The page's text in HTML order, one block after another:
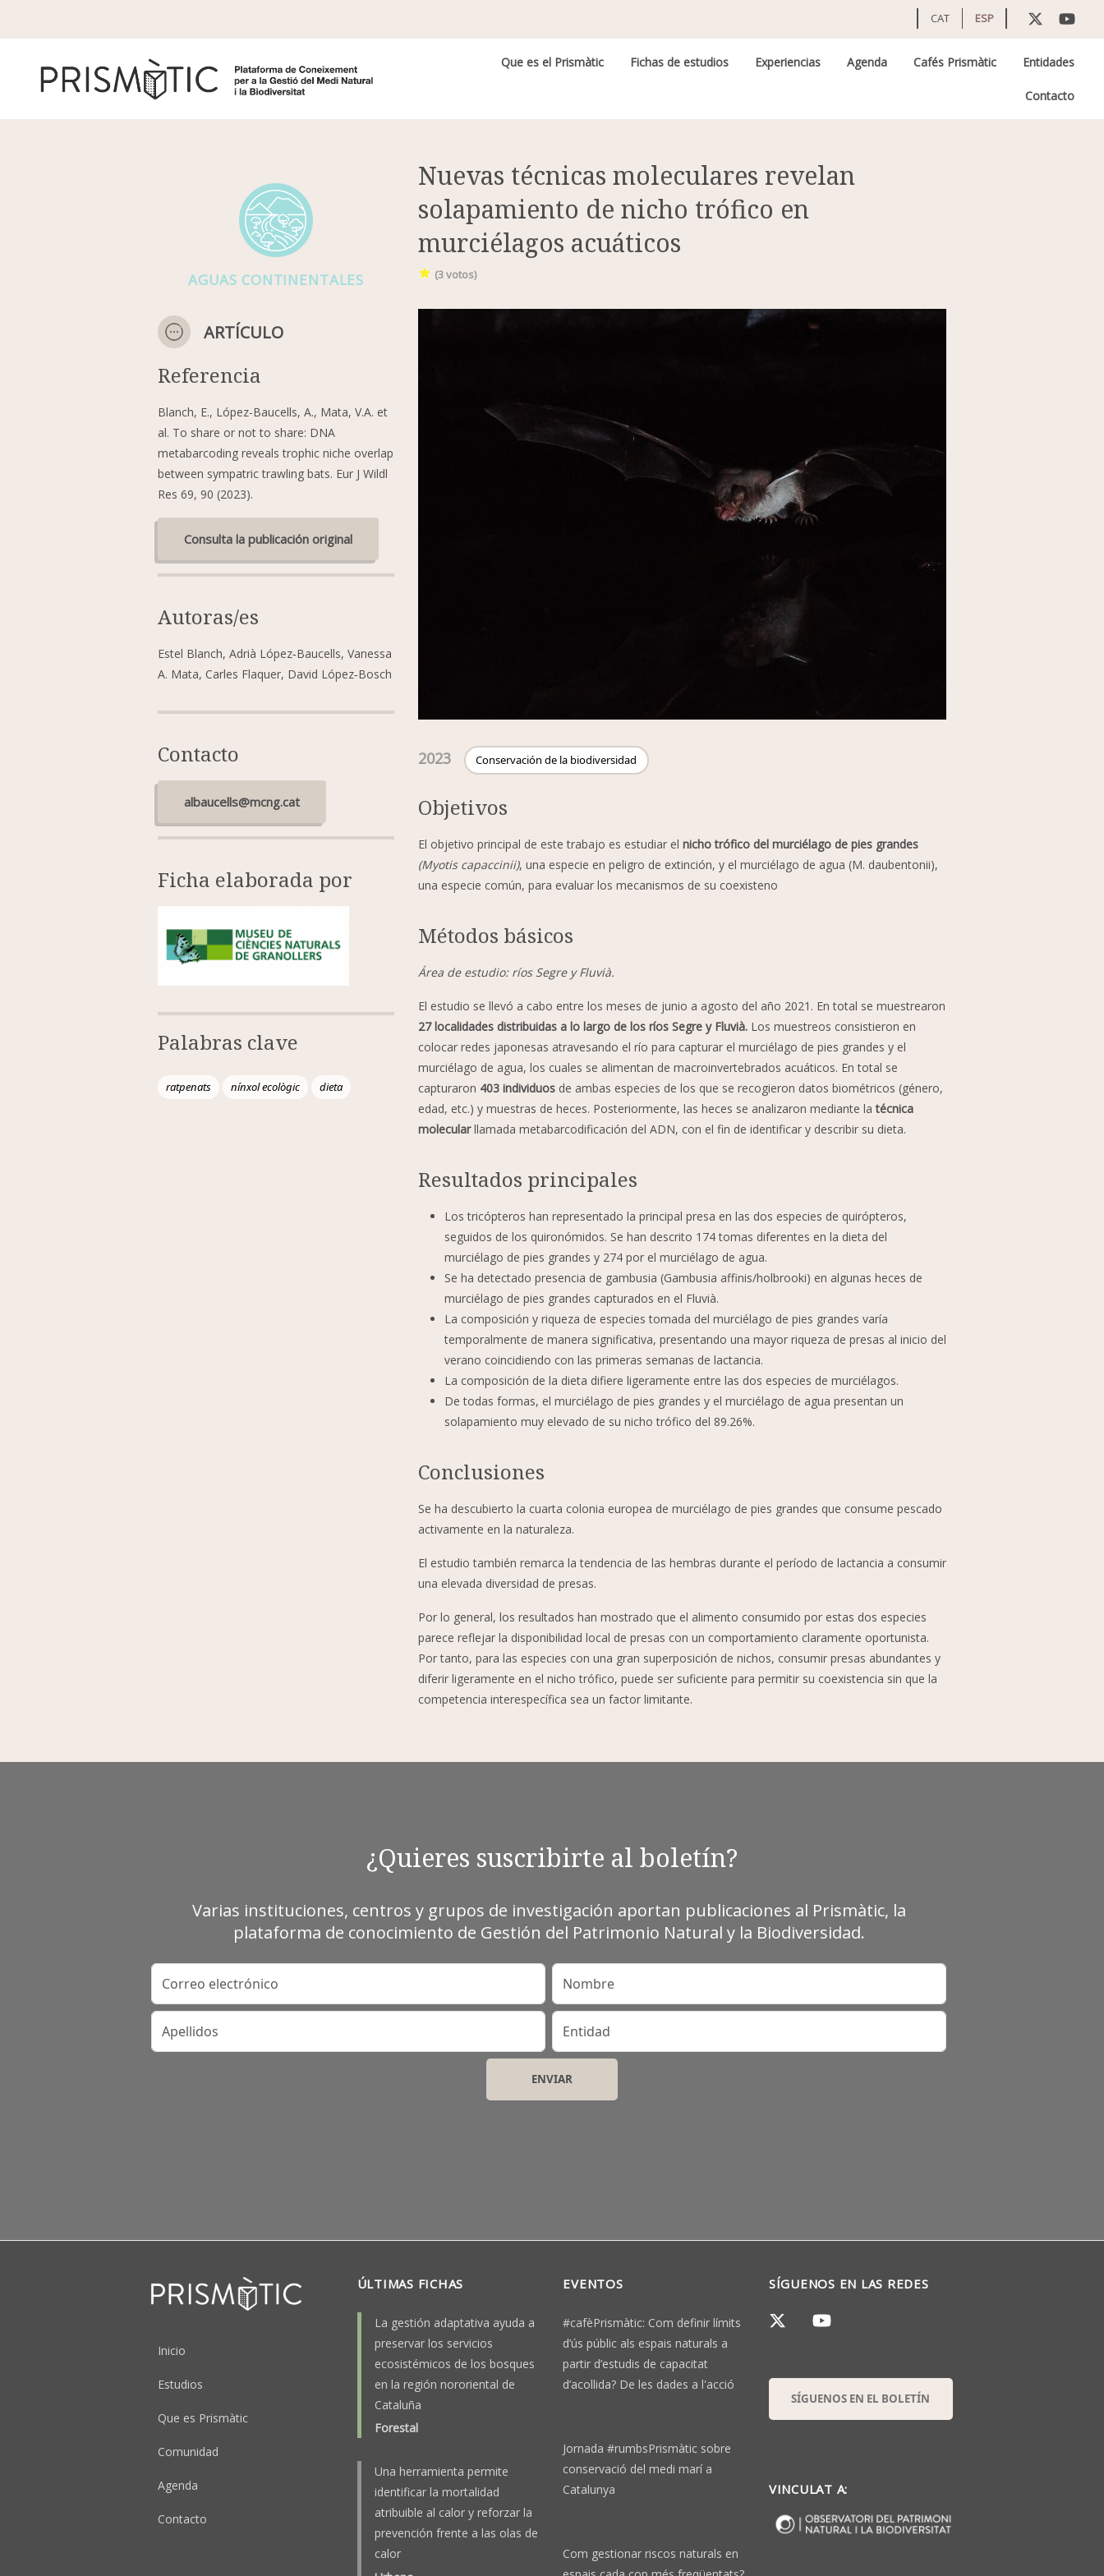
CAT ESP
Navegación principal
Que es el Prismàtic Fichas de estudios Experiencias Agenda Cafés Prismàtic Entidades
Contacto
AGUAS CONTINENTALES
ARTÍCULO
Referencia
Blanch, E., López-Baucells, A., Mata, V.A. et
al. To share or not to share: DNA
metabarcoding reveals trophic niche overlap
between sympatric trawling bats. Eur J Wildl
Res 69, 90 (2023).
Consulta la publicación original
Autoras/es
Estel Blanch, Adrià López‑Baucells, Vanessa
A. Mata, Carles Flaquer, David López‑Bosch
Contacto
albaucells@mcng.cat
Ficha elaborada por
Palabras clave
ratpenats nínxol ecològic dieta
Nuevas técnicas moleculares revelan
solapamiento de nicho trófico en
murciélagos acuáticos
(3votos)
2023 Conservación de la biodiversidad
Objetivos
El objetivo principal de este trabajo es estudiar el nicho trófico del murciélago de pies grandes
(Myotis capaccinii), una especie en peligro de extinción, y el murciélago de agua (M. daubentonii),
una especie común, para evaluar los mecanismos de su coexisteno
Métodos básicos
Área de estudio: ríos Segre y Fluvià.
El estudio se llevó a cabo entre los meses de junio a agosto del año 2021. En total se muestrearon
27 localidades distribuidas a lo largo de los ríos Segre y Fluvià.Los muestreos consistieron en
colocar redes japonesas atravesando el río para capturar el murciélago de pies grandes y el
murciélago de agua, los cuales se alimentan de macroinvertebrados acuáticos. En total se
capturaron 403 individuosde ambas especies de los que se recogieron datos biométricos (género,
edad, etc.) y muestras de heces. Posteriormente, las heces se analizaron mediante latécnica
molecularllamada metabarcodificación del ADN, con el fin de identificar y describir su dieta.
Resultados principales
Los tricópteros han representado la principal presa en las dos especies de quirópteros,
seguidos de los quironómidos. Se han descrito 174 tomas diferentes en la dieta del
murciélago de pies grandes y 274 por el murciélago de agua.
Se ha detectado presencia de gambusia (Gambusia affinis/holbrooki) en algunas heces de
murciélago de pies grandes capturados en el Fluvià.
La composición y riqueza de especies tomada del murciélago de pies grandes varía
temporalmente de manera significativa, presentando una mayor riqueza de presas al inicio del
verano coincidiendo con las primeras semanas de lactancia.
La composición de la dieta difiere ligeramente entre las dos especies de murciélagos.
De todas formas, el murciélago de pies grandes y el murciélago de agua presentan un
solapamiento muy elevado de su nicho trófico del 89.26%.
Conclusiones
Se ha descubierto la cuarta colonia europea de murciélago de pies grandes que consume pescado
activamente en la naturaleza.
El estudio también remarca la tendencia de las hembras durante el período de lactancia a consumir
una elevada diversidad de presas.
Por lo general, los resultados han mostrado que el alimento consumido por estas dos especies
parece reflejar la disponibilidad local de presas con un comportamiento claramente oportunista.
Por tanto, para las especies con una gran superposición de nichos, consumir presas abundantes y
diferir ligeramente en el nicho trófico, puede ser suficiente para permitir su coexistencia sin que la
competencia interespecífica sea un factor limitante.
¿Quieres suscribirte al boletín?
Varias instituciones, centros y grupos de investigación aportan publicaciones al Prismàtic, la
plataforma de conocimiento de Gestión del Patrimonio Natural y la Biodiversidad.
Correo electrónico Nombre
Apellidos Entidad
Peu
Inicio
Estudios
Que es Prismàtic
Comunidad
Agenda
Contacto
ÚLTIMAS FICHAS
La gestión adaptativa ayuda a
preservar los servicios
ecosistémicos de los bosques
en la región nororiental de
Cataluña
Forestal-
Una herramienta permite
identificar la mortalidad
atribuible al calor y reforzar la
prevención frente a las olas de
calor
EVENTOS
#cafèPrismàtic: Com definir límits
d’ús públic als espais naturals a
partir d’estudis de capacitat
d’acollida? De les dades a l'acció
Jornada #rumbsPrismàtic sobre
conservació del medi marí a
Catalunya
Com gestionar riscos naturals en
SÍGUENOS EN LAS REDES
SÍGUENOS EN EL BOLETÍN
VINCULAT A: